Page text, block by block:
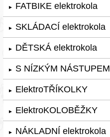
► FATBIKE elektrokola
► SKLÁDACÍ elektrokola
► DĚTSKÁ elektrokola
► S NÍZKÝM NÁSTUPEM
► ElektroTŘÍKOLKY
► ElektroKOLOBĚŽKY
► NÁKLADNÍ elektrokola